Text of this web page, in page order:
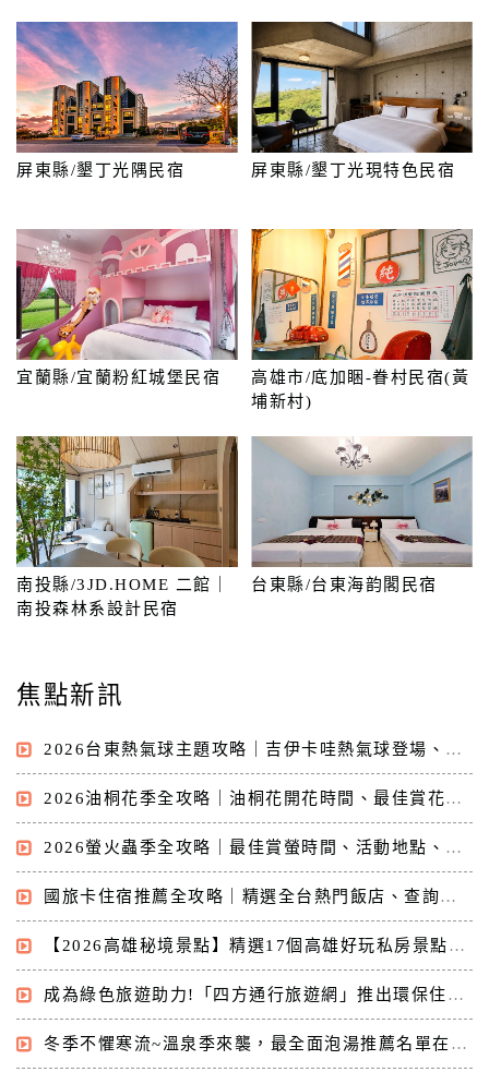
客
服
務
顧
意
度
訂
單
會
員
帳
戶
聯
單
線
客
服
利
查
屏東縣/墾丁光隅民宿 屏東縣/墾丁光現特色民宿
宜蘭縣/宜蘭粉紅城堡民宿
高雄市/底加睏-眷村民宿(黃
埔新村)
南投縣/3JD.HOME 二館｜
南投森林系設計民宿
台東縣/台東海韵閣民宿
焦點新訊
2026台東熱氣球主題攻略｜吉伊卡哇熱氣球登場、繫留預約、光雕音樂會、完整時間表一次看
2026油桐花季全攻略｜油桐花開花時間、最佳賞花景點與一日遊行程推薦
2026螢火蟲季全攻略｜最佳賞螢時間、活動地點、住宿推薦與旅遊懶人包
國旅卡住宿推薦全攻略｜精選全台熱門飯店、查詢技巧與國旅卡住宿優惠一次看
【2026高雄秘境景點】精選17個高雄好玩私房景點｜高雄網美景點、高雄新景點評分最高一次看
成為綠色旅遊助力!「四方通行旅遊網」推出環保住宿專案抽獎活動
冬季不懼寒流~溫泉季來襲，最全面泡湯推薦名單在這裡!